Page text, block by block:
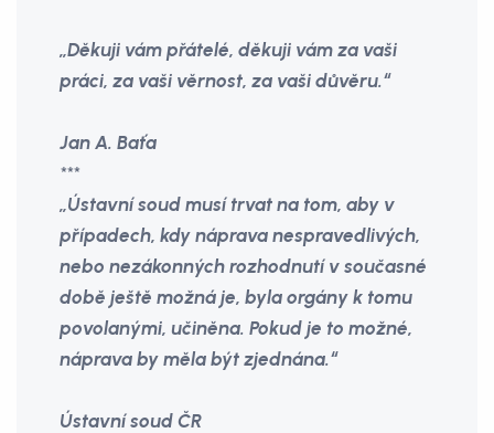
„Děkuji vám přátelé, děkuji vám za vaši
práci, za vaši věrnost, za vaši důvěru.“
Jan A. Baťa
***
„Ústavní soud musí trvat na tom, aby v
případech, kdy náprava nespravedlivých,
nebo nezákonných rozhodnutí v současné
době ještě možná je, byla orgány k tomu
povolanými, učiněna. Pokud je to možné,
náprava by měla být zjednána.“
Ústavní soud ČR